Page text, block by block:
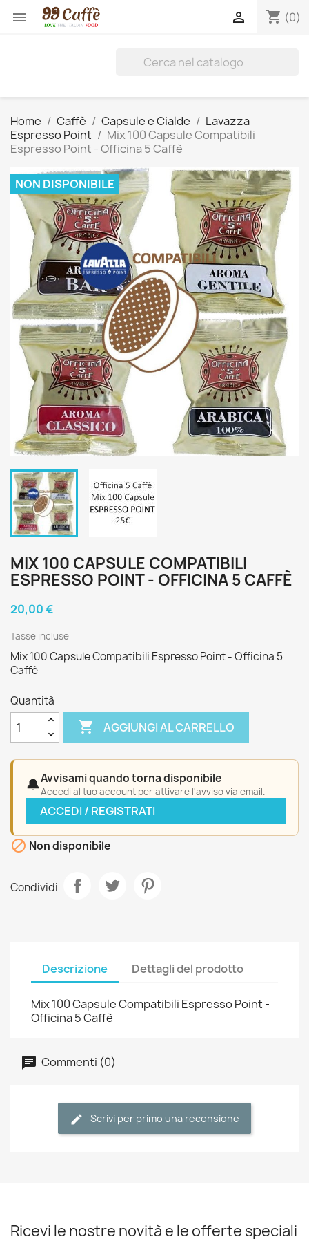
 shopping_cart (0)

Home Caffè Capsule e Cialde
Lavazza
Espresso Point
Mix 100 Capsule Compatibili
Espresso Point - Officina 5 Caffè
NON DISPONIBILE
MIX 100 CAPSULE COMPATIBILI
ESPRESSO POINT - OFFICINA 5 CAFFÈ
20,00 €
Tasse incluse
Mix 100 Capsule Compatibili Espresso Point - Officina 5
Caffè
Quantità
 AGGIUNGI AL CARRELLO
🔔Avvisami quando torna disponibile
Accedi al tuo account per attivare l'avviso via email.
ACCEDI / REGISTRATI
 Non disponibile
Condividi
Descrizione Dettagli del prodotto
Mix 100 Capsule Compatibili Espresso Point -
Officina 5 Caffè
Commenti (0)
Scrivi per primo una recensione
Ricevi le nostre novità e le offerte speciali